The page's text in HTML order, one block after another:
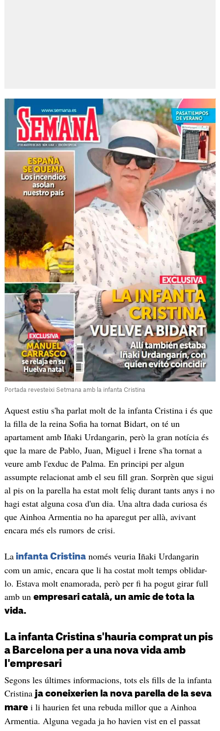
Portada revesteixi Setmana amb la infanta Cristina
Aquest estiu s'ha parlat molt de la infanta Cristina i és que
la filla de la reina Sofia ha tornat Bidart, on té un
apartament amb Iñaki Urdangarin, però la gran notícia és
que la mare de Pablo, Juan, Miguel i Irene s'ha tornat a
veure amb l'exduc de Palma. En principi per algun
assumpte relacionat amb el seu fill gran. Sorprèn que sigui
al pis on la parella ha estat molt feliç durant tants anys i no
hagi estat alguna cosa d'un dia. Una altra dada curiosa és
que Ainhoa Armentia no ha aparegut per allà, avivant
encara més els rumors de crisi.
La infanta Cristinanomés veuria Iñaki Urdangarin
com un amic, encara que li ha costat molt temps oblidar-
lo. Estava molt enamorada, però per fi ha pogut girar full
amb un empresari català, un amic de tota la
vida.
La infanta Cristina s'hauria comprat un pis
a Barcelona per a una nova vida amb
l'empresari
Segons les últimes informacions, tots els fills de la infanta
Cristina ja coneixerien la nova parella de la seva
marei li haurien fet una rebuda millor que a Ainhoa
Armentia. Alguna vegada ja ho havien vist en el passat